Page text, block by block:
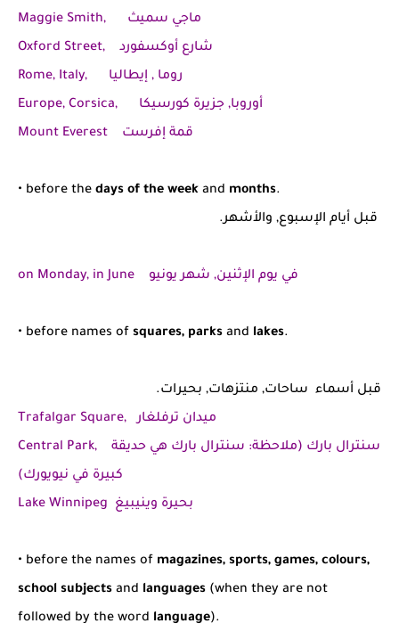
Maggie Smith, ماجي سميث
Oxford Street, شارع أوكسفورد
Rome, Italy, روما , إيطاليا
Europe, Corsica, أوروبا, جزيرة كورسيكا
Mount Everest قمة إفرست
• before the days of the week and months.
قبل أيام الإسبوع, والأشهر.
on Monday, in June في يوم الإثنين, شهر يونيو
• before names of squares, parks and lakes.
قبل أسماء ساحات, منتزهات, بحيرات.
Trafalgar Square, ميدان ترفلغار
Central Park, سنترال بارك (ملاحظة: سنترال بارك هي حديقة
كبيرة في نيويورك)
Lake Winnipeg بحيرة وينيبيغ
• before the names of magazines, sports, games, colours,
school subjects and languages (when they are not
followed by the word language).